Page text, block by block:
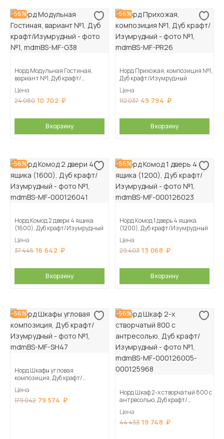
-56%
Норд Модульная Гостиная,
вариант №1, Дуб крафт/
Цена
24 080 10 702
В корзину
-56%
Норд Прихожая, композиция №1,
Дуб крафт/Изумрудный
Цена
112 037 49 794
В корзину
-56%
Норд Комод 2 двери 4 ящика
(1600), Дуб крафт/Изумрудный
Цена
37 445 16 642
В корзину
-56%
Норд Комод 1 дверь 4 ящика
(1200), Дуб крафт/Изумрудный
Цена
29 403 13 068
В корзину
-56%
Норд Шкафы угловая
композиция, Дуб крафт/
Цена
179 042 79 574
-56%
Норд Шкаф 2-х створчатый 800 с
антресолью, Дуб крафт/
Цена
44 433 19 748